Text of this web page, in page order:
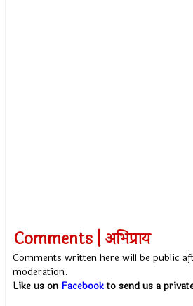
Comments | अभिप्राय
Comments written here will be public
moderation.
Like us on Facebookto send us a